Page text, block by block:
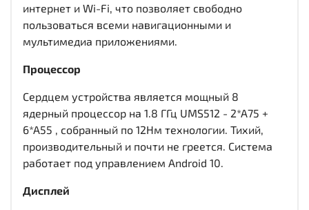
интернет и Wi-Fi, что позволяет свободно
пользоваться всеми навигационными и
мультимедиа приложениями.
Процессор
Сердцем устройства является мощный 8
ядерный процессор на 1.8 ГГц UMS512 - 2*A75 +
6*A55 , собранный по 12Нм технологии. Тихий,
производительный и почти не греется. Система
работает под управлением Android 10.
Дисплей